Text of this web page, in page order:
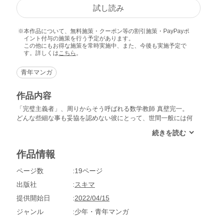
試し読み
本作品について、無料施策・クーポン等の割引施策・PayPayポ
イント付与の施策を行う予定があります。
この他にもお得な施策を常時実施中、また、今後も実施予定で
す。詳しくは こちら 。
青年マンガ
作品内容
「完璧主義者」、周りからそう呼ばれる数学教師 真壁完一。
どんな些細な事も妥協を認めない彼にとって、世間一般には何
作品情報
ページ数
19ページ
出版社
スキマ
提供開始日
2022/04/15
ジャンル
少年・青年マンガ